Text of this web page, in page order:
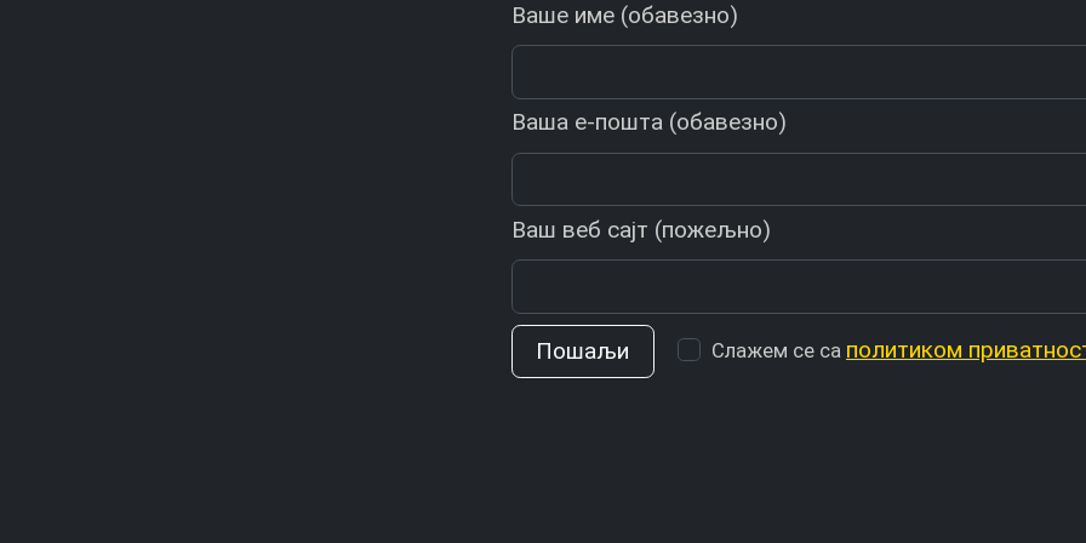
Ваше име (обавезно)
Ваша е-пошта (обавезно)
Ваш веб сајт (пожељно)
Слажем се са политиком